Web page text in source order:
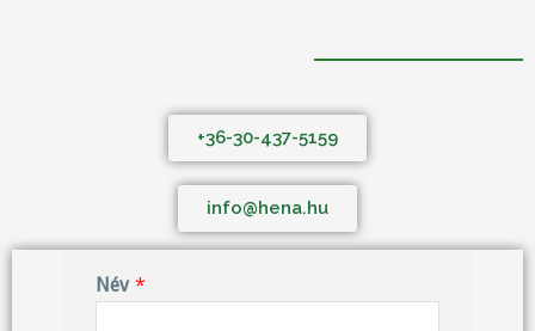
+36-30-437-5159
info@hena.hu
Név *